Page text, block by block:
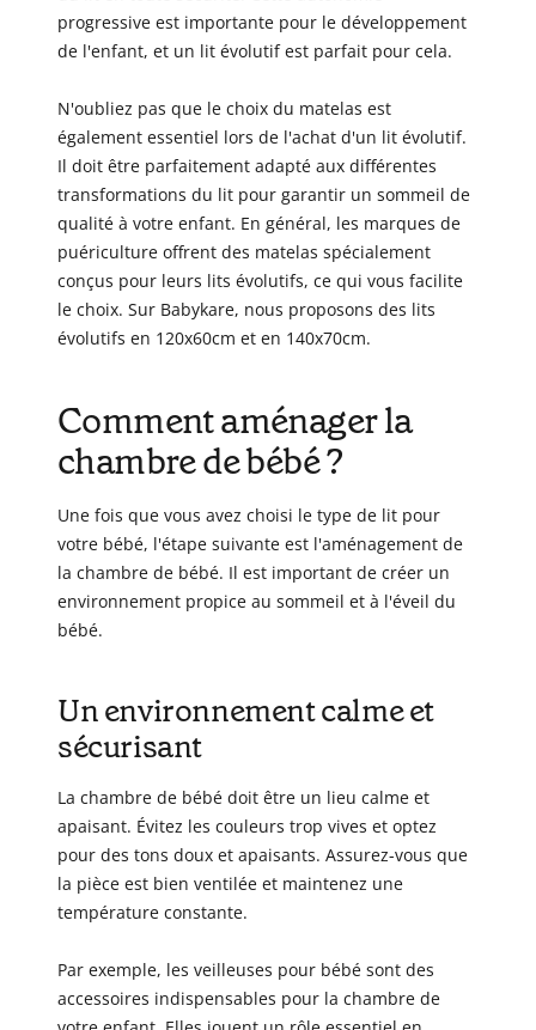
progressive est importante pour le développement
de l'enfant, et un lit évolutif est parfait pour cela.
N'oubliez pas que le choix du matelas est
également essentiel lors de l'achat d'un lit évolutif.
Il doit être parfaitement adapté aux différentes
transformations du lit pour garantir un sommeil de
qualité à votre enfant. En général, les marques de
puériculture offrent des matelas spécialement
conçus pour leurs lits évolutifs, ce qui vous facilite
le choix. Sur Babykare, nous proposons des lits
évolutifs en 120x60cm et en 140x70cm.
Comment aménager la
chambre de bébé ?
Une fois que vous avez choisi le type de lit pour
votre bébé, l'étape suivante est l'aménagement de
la chambre de bébé. Il est important de créer un
environnement propice au sommeil et à l'éveil du
bébé.
Un environnement calme et
sécurisant
La chambre de bébé doit être un lieu calme et
apaisant. Évitez les couleurs trop vives et optez
pour des tons doux et apaisants. Assurez-vous que
la pièce est bien ventilée et maintenez une
température constante.
Par exemple, les veilleuses pour bébé sont des
accessoires indispensables pour la chambre de